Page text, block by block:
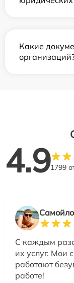
Какие
4.91799
С каждым
их услуг. Мои
работают
работе!